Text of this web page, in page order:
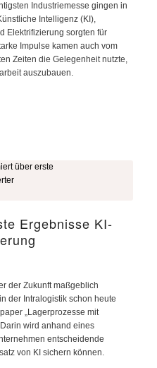
Industriemesse gingen in
Intelligenz (KI),
Elektrifizierung sorgten für
Impulse kamen auch vom
Zeiten die Gelegenheit nutzte,
auszubauen.
Ergebnisse KI-
der Zukunft maßgeblich
der Intralogistik schon heute
„Lagerprozesse mit
wird anhand eines
entscheidende
von KI sichern können.